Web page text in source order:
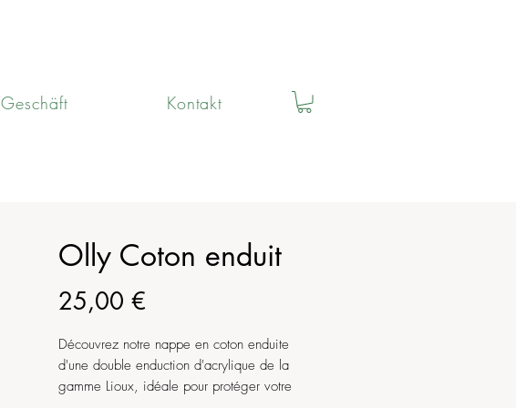
Geschäft Kontakt
Olly Coton enduit
25,00 €
Découvrez notre nappe en coton enduite
d'une double enduction d'acrylique de la
gamme Lioux, idéale pour protéger votre